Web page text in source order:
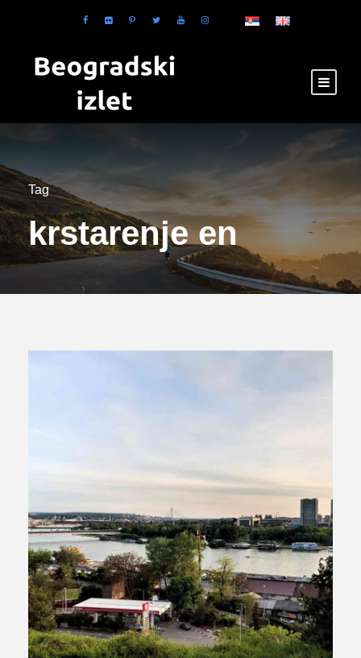
Tag
krstarenje en